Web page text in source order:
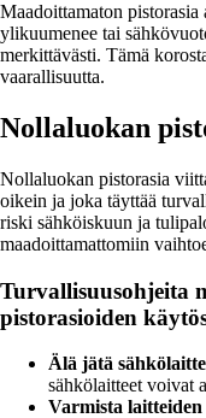
Maadoittamaton
ylikuumenee tai
merkittävästi. Tämä
vaarallisuutta.
Nollaluokan
Nollaluokan pistorasia
oikein ja joka täyttää
riski sähköiskuun ja
maadoittamattomiin
Turvallisuusohjeita
pistorasioiden
Älä jätä
sähkölaitteet voivat
Varmista